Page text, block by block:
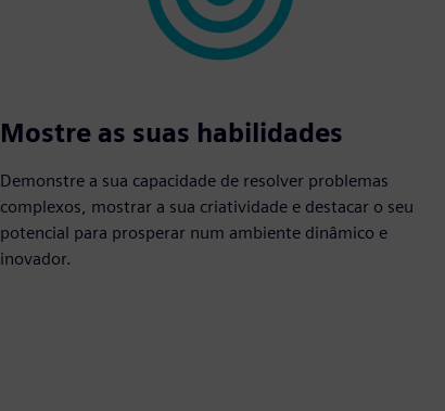
Mostre as suas habilidades
Demonstre a sua capacidade de resolver problemas
complexos, mostrar a sua criatividade e destacar o seu
potencial para prosperar num ambiente dinâmico e
inovador.